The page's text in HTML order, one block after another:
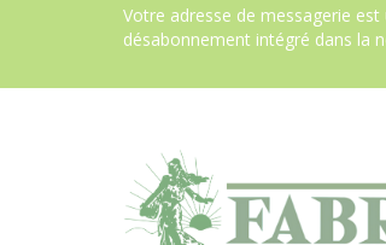
Votre adresse de messagerie
désabonnement intégré dans la